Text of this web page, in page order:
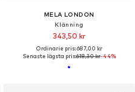
MELA LONDON
Klänning
343,50 kr
Ordinarie pris: 687,00 kr
Senaste lägsta pris:618,30 kr-44%